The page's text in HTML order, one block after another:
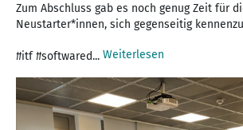
Zum Abschluss gab es noch genug Zeit für
Neustarter*innen, sich gegenseitig
#itf #softwared... Weiterlesen